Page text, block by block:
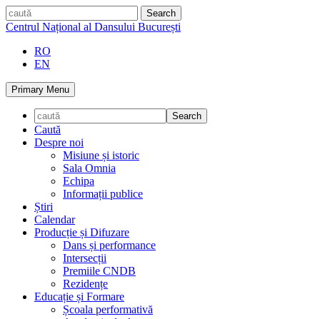
Skip
to
caută
Centrul Național al Dansului București
RO
EN
Primary Menu
Caută
Despre noi
Misiune și istoric
Sala Omnia
Echipa
Informații publice
Știri
Calendar
Producție și Difuzare
Dans și performance
Intersecții
Premiile CNDB
Rezidențe
Educație și Formare
Școala performativă